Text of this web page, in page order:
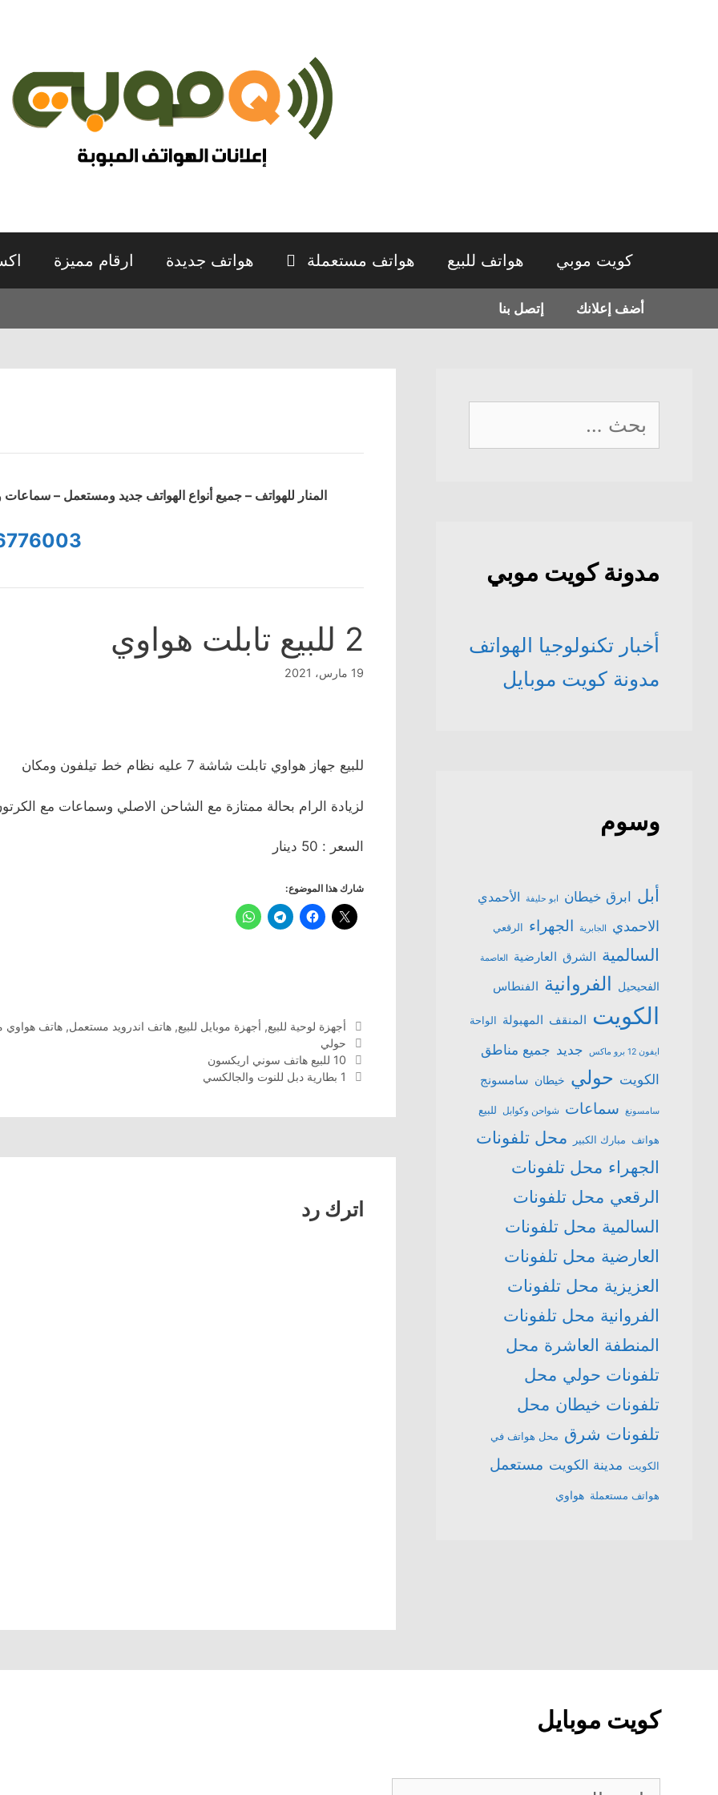
كويت موبي هواتف للبيع هواتف مستعملة هواتف جديدة ارقام مميزة
أضف إعلانك إتصل بنا
المنار للهواتف – جميع أنواع الهواتف جديد ومستعمل –
2 للبيع تابلت هواوي
19 مارس، 2021
للبيع جهاز هواوي تابلت شاشة 7 عليه نظام خط تيلفون ومكان
لزيادة الرام بحالة ممتازة مع الشاحن الاصلي وسماعات مع
السعر : 50 دينار
شارك هذا الموضوع:
التصنيفات
أجهزة لوحية للبيع, أجهزة موبايل للبيع, هاتف اندرويد مستعمل, هاتف هواوي
الوسوم
حولي
10 للبيع هاتف سوني اريكسون
1 بطارية دبل للنوت والجالكسي
اترك رد
البحث
عن:
مدونة كويت موبي
أخبار تكنولوجيا الهواتف
مدونة كويت موبايل
وسوم
أبل ابرق خيطان ابو حليفة الأحمدي
الاحمدي الجابرية الجهراء الرقعي
السالمية الشرق العارضية العاصمة
الفحيحيل الفروانية الفنطاس
الكويت المنقف المهبولة الواحة
ايفون 12 برو ماكس جديد جميع مناطق
الكويت حولي خيطان سامسونج
سامسونغ سماعات شواحن وكوابل للبيع
هواتف مبارك الكبير
محل تلفونات
الجهراء محل تلفونات
الرقعي محل تلفونات
السالمية محل تلفونات
العارضية محل تلفونات
العزيزية محل تلفونات
الفروانية محل تلفونات
المنطفة العاشرة محل
تلفونات حولي محل
تلفونات خيطان محل
تلفونات شرق محل هواتف في
الكويت مدينة الكويت مستعمل
هواتف مستعملة هواوي
كويت موبايل